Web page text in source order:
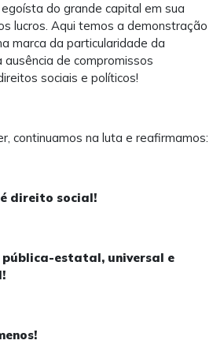
do grande capital em sua
lucros. Aqui temos a demonstração
marca da particularidade da
ausência de compromissos
sociais e políticos!
continuamos na luta e reafirmamos:
direito social!
estatal, universal e